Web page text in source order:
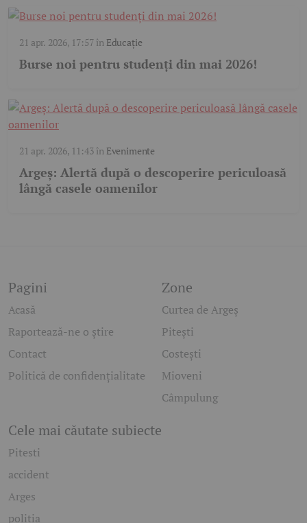
21 apr. 2026, 17:57în Educație
Burse noi pentru studenți din mai 2026!
21 apr. 2026, 11:43în Evenimente
Argeș: Alertă după o descoperire periculoasă
lângă casele oamenilor
Pagini
Acasă
Raportează-ne o știre
Contact
Politică de confidențialitate
Zone
Curtea de Argeș
Pitești
Costești
Mioveni
Câmpulung
Cele mai căutate subiecte
Pitesti
accident
Arges
politia